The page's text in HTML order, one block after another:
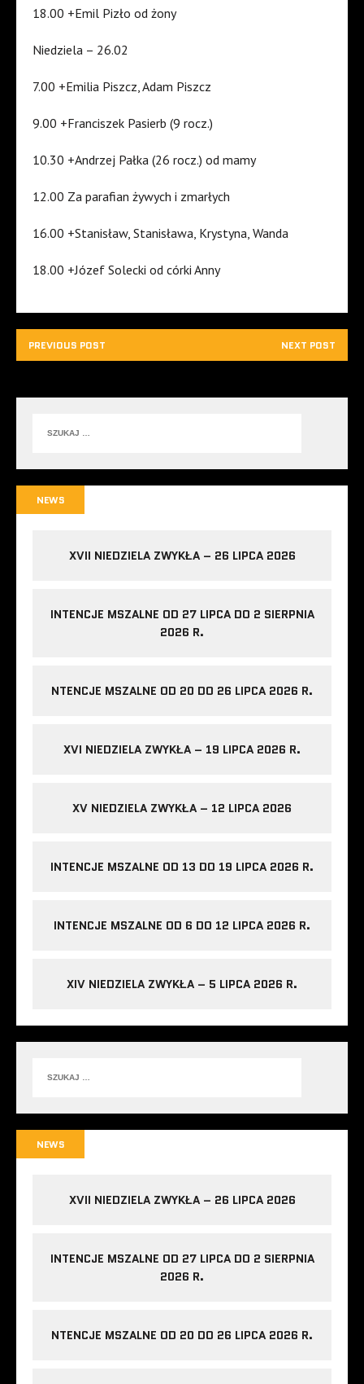
18.00 +Emil Pizło od żony
Niedziela – 26.02
7.00 +Emilia Piszcz, Adam Piszcz
9.00 +Franciszek Pasierb (9 rocz.)
10.30 +Andrzej Pałka (26 rocz.) od mamy
12.00 Za parafian żywych i zmarłych
16.00 +Stanisław, Stanisława, Krystyna, Wanda
18.00 +Józef Solecki od córki Anny
PREVIOUS POST NEXT POST
NEWS
XVII NIEDZIELA ZWYKŁA – 26 LIPCA 2026
INTENCJE MSZALNE OD 27 LIPCA DO 2 SIERPNIA
2026 R.
NTENCJE MSZALNE OD 20 DO 26 LIPCA 2026 R.
XVI NIEDZIELA ZWYKŁA – 19 LIPCA 2026 R.
XV NIEDZIELA ZWYKŁA – 12 LIPCA 2026
INTENCJE MSZALNE OD 13 DO 19 LIPCA 2026 R.
INTENCJE MSZALNE OD 6 DO 12 LIPCA 2026 R.
XIV NIEDZIELA ZWYKŁA – 5 LIPCA 2026 R.
NEWS
XVII NIEDZIELA ZWYKŁA – 26 LIPCA 2026
INTENCJE MSZALNE OD 27 LIPCA DO 2 SIERPNIA
2026 R.
NTENCJE MSZALNE OD 20 DO 26 LIPCA 2026 R.